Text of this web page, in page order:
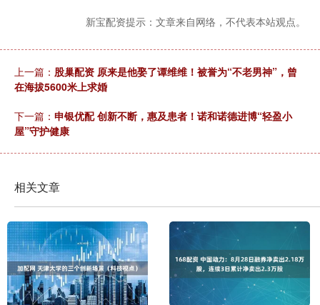
新宝配资提示：文章来自网络，不代表本站观点。
上一篇： 股巢配资 原来是他娶了谭维维！被誉为“不老男神”，曾
在海拔5600米上求婚
下一篇： 申银优配 创新不断，惠及患者！诺和诺德进博“轻盈小
屋”守护健康
相关文章